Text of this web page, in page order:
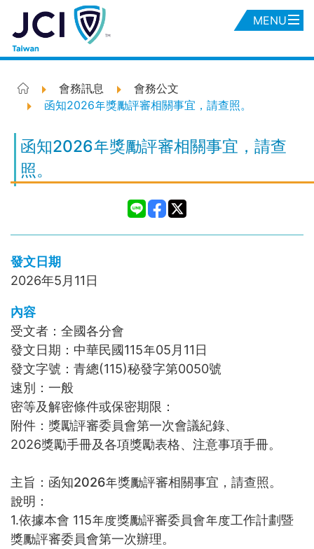
MENU
會務訊息
會務公文
函知2026年獎勵評審相關事宜，請查照。
函知2026年獎勵評審相關事宜，請查
照。
發文日期
2026年5月11日
內容
受文者：全國各分會
發文日期：中華民國115年05月11日
發文字號：青總(115)秘發字第0050號
速別：一般
密等及解密條件或保密期限：
附件：獎勵評審委員會第一次會議紀錄、
2026獎勵手冊及各項獎勵表格、注意事項手冊。
主旨：函知2026年獎勵評審相關事宜，請查照。
說明：
1.依據本會 115年度獎勵評審委員會年度工作計劃暨
獎勵評審委員會第一次辦理。